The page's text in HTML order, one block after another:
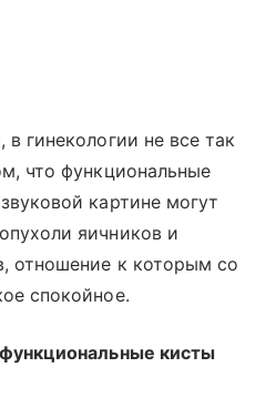
гинекологии не все так
что функциональные
картине могут
яичников и
отношение к которым со
спокойное.
кисты